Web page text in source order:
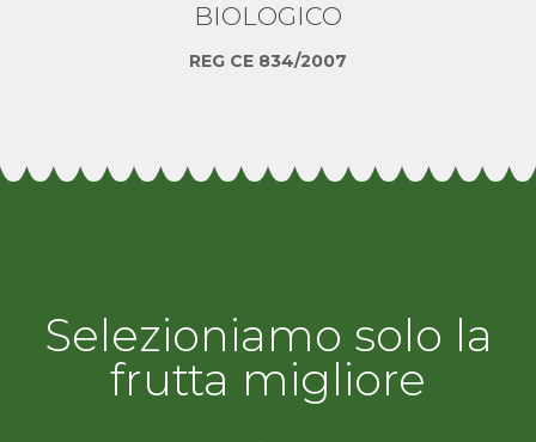
BIOLOGICO
REG CE 834/2007
Selezioniamo solo la
frutta migliore